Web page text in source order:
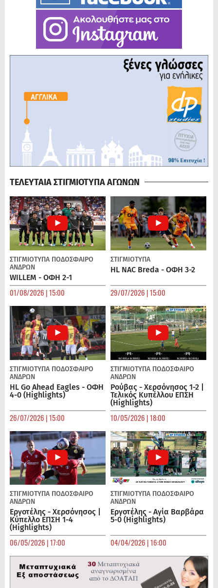
ΤΕΛΕΥΤΑΙΑ ΣΤΙΓΜΙΟΤΥΠΑ ΑΓΩΝΩΝ
ΣΤΙΓΜΙΟΤΥΠΑ ΠΟΔΌΣΦΑΙΡΟ
ΑΝΔΡΏΝ
WILLEM - ΟΦΗ 2-1
01/08/2026 | 15:00
ΣΤΙΓΜΙΟΤΥΠΑ
HL NAC Breda - ΟΦΗ 3-2
29/07/2026 | 15:00
ΣΤΙΓΜΙΟΤΥΠΑ ΠΟΔΌΣΦΑΙΡΟ
ΑΝΔΡΏΝ
HL Go Ahead Eagles - ΟΦΗ
4-0 (Highlights)
26/07/2026 | 15:00
ΣΤΙΓΜΙΟΤΥΠΑ ΠΟΔΌΣΦΑΙΡΟ
ΑΝΔΡΏΝ
Ρούβας - Χερσόνησος 1-2 |
Τελικός Κυπέλλου ΕΠΣΗ
(Highlights)
10/05/2026 | 18:00
ΣΤΙΓΜΙΟΤΥΠΑ ΠΟΔΌΣΦΑΙΡΟ
ΑΝΔΡΏΝ
Εργοτέλης - Χερσόνησος |
Κύπελλο ΕΠΣΗ 1-4
(Highlights)
06/05/2026 | 17:00
ΣΤΙΓΜΙΟΤΥΠΑ ΠΟΔΌΣΦΑΙΡΟ
ΑΝΔΡΏΝ
Εργοτέλης - Αγία Βαρβάρα
5-0 (Highlights)
04/04/2026 | 16:00